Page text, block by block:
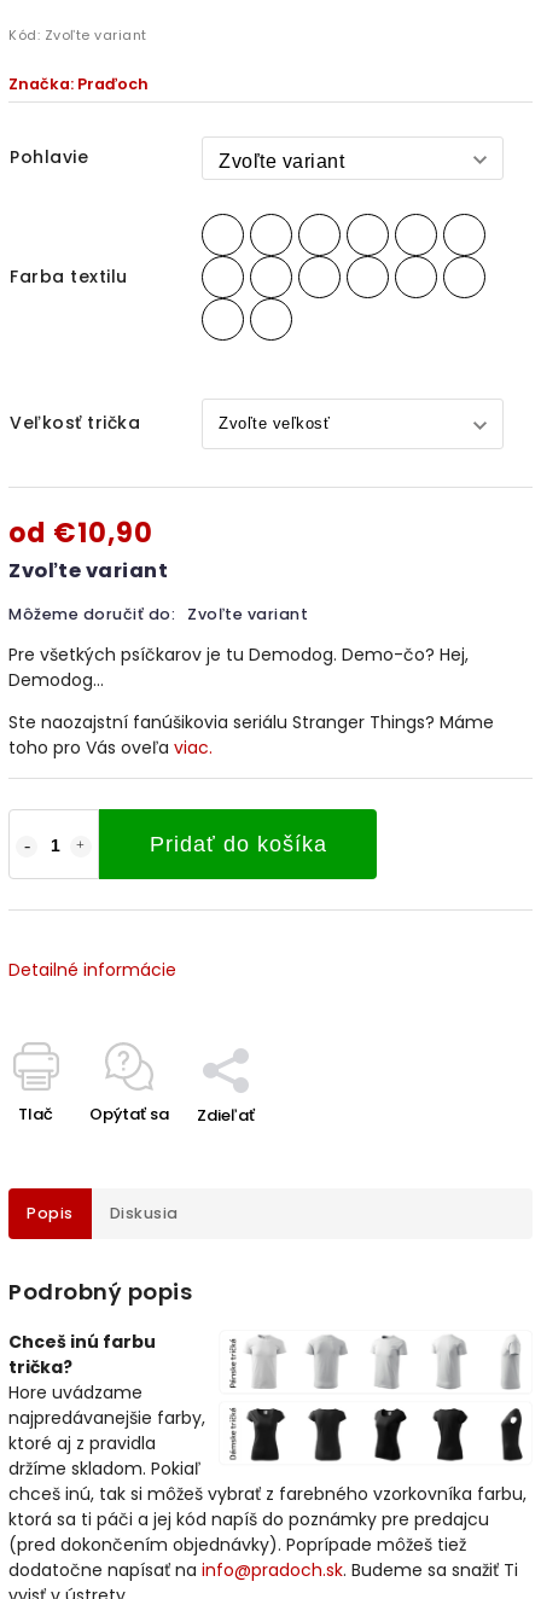
Kód: Zvoľte variant
Značka: Praďoch
Pohlavie
Farba textilu
Veľkosť trička
od €10,90
Zvoľte variant
Môžeme doručiť do: Zvoľte variant
Pridať do košíka
Pre všetkých psíčkarov je tu Demodog. Demo-čo? Hej,
Demodog...
Ste naozajstní fanúšikovia seriálu Stranger Things? Máme
toho pro Vás oveľa viac.
Detailné informácie
Tlač Opýtať sa Zdieľať
Popis Diskusia
Podrobný popis
Chceš inú farbu
trička?
Hore uvádzame
najpredávanejšie farby,
ktoré aj z pravidla
držíme skladom. Pokiaľ
chceš inú, tak si môžeš vybrať z farebného vzorkovníka farbu,
ktorá sa ti páči a jej kód napíš do poznámky pre predajcu
(pred dokončením objednávky). Poprípade môžeš tiež
dodatočne napísať na info@pradoch.sk. Budeme sa snažiť Ti